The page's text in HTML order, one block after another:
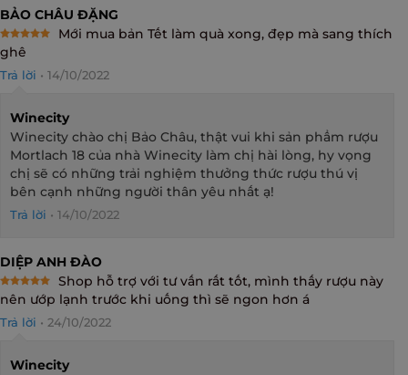
BẢO CHÂU ĐẶNG
Rated
out of 5
Mới mua bản Tết làm quà xong, đẹp mà sang thích
ghê
Trả lời • 14/10/2022
Winecity
Winecity chào chị Bảo Châu, thật vui khi sản phẩm rượu
Mortlach 18 của nhà Winecity làm chị hài lòng, hy vọng
chị sẽ có những trải nghiệm thưởng thức rượu thú vị
bên cạnh những người thân yêu nhất ạ!
Trả lời • 14/10/2022
DIỆP ANH ĐÀO
Rated
5
out of 5
Shop hỗ trợ với tư vấn rất tốt, mình thấy rượu này
nên ướp lạnh trước khi uống thì sẽ ngon hơn á
Trả lời • 24/10/2022
Winecity